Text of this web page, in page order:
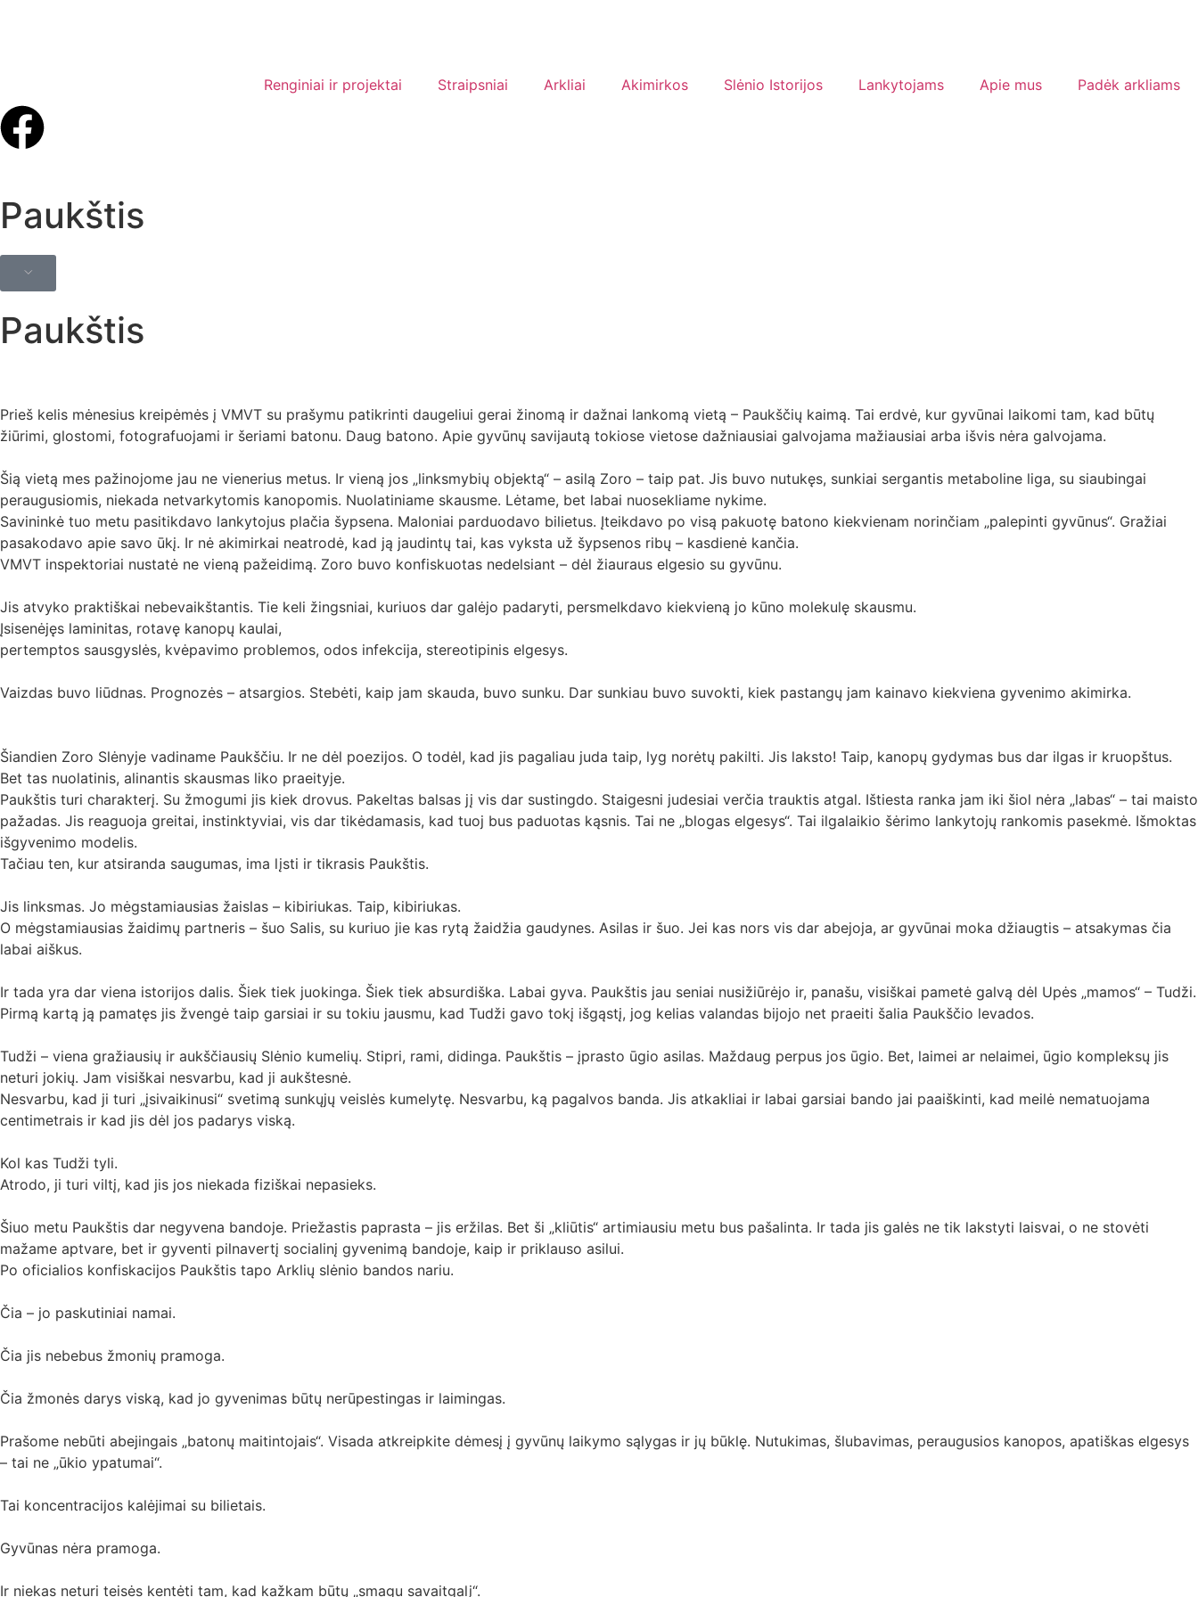
Renginiai ir projektai Straipsniai Arkliai Akimirkos Slėnio Istorijos Lankytojams Apie mus Padėk arkliams
Paukštis
Paukštis
Prieš kelis mėnesius kreipėmės į VMVT su prašymu patikrinti daugeliui gerai žinomą ir dažnai lankomą vietą – Paukščių kaimą. Tai erdvė, kur gyvūnai laikomi tam, kad būtų
žiūrimi, glostomi, fotografuojami ir šeriami batonu. Daug batono. Apie gyvūnų savijautą tokiose vietose dažniausiai galvojama mažiausiai arba išvis nėra galvojama.
Šią vietą mes pažinojome jau ne vienerius metus. Ir vieną jos „linksmybių objektą“ – asilą Zoro – taip pat. Jis buvo nutukęs, sunkiai sergantis metaboline liga, su siaubingai
peraugusiomis, niekada netvarkytomis kanopomis. Nuolatiniame skausme. Lėtame, bet labai nuosekliame nykime.
Savininkė tuo metu pasitikdavo lankytojus plačia šypsena. Maloniai parduodavo bilietus. Įteikdavo po visą pakuotę batono kiekvienam norinčiam „palepinti gyvūnus“. Gražiai
pasakodavo apie savo ūkį. Ir nė akimirkai neatrodė, kad ją jaudintų tai, kas vyksta už šypsenos ribų – kasdienė kančia.
VMVT inspektoriai nustatė ne vieną pažeidimą. Zoro buvo konfiskuotas nedelsiant – dėl žiauraus elgesio su gyvūnu.
Jis atvyko praktiškai nebevaikštantis. Tie keli žingsniai, kuriuos dar galėjo padaryti, persmelkdavo kiekvieną jo kūno molekulę skausmu.
Įsisenėjęs laminitas, rotavę kanopų kaulai,
pertemptos sausgyslės, kvėpavimo problemos, odos infekcija, stereotipinis elgesys.
Vaizdas buvo liūdnas. Prognozės – atsargios. Stebėti, kaip jam skauda, buvo sunku. Dar sunkiau buvo suvokti, kiek pastangų jam kainavo kiekviena gyvenimo akimirka.
Šiandien Zoro Slėnyje vadiname Paukščiu. Ir ne dėl poezijos. O todėl, kad jis pagaliau juda taip, lyg norėtų pakilti. Jis laksto! Taip, kanopų gydymas bus dar ilgas ir kruopštus.
Bet tas nuolatinis, alinantis skausmas liko praeityje.
Paukštis turi charakterį. Su žmogumi jis kiek drovus. Pakeltas balsas jį vis dar sustingdo. Staigesni judesiai verčia trauktis atgal. Ištiesta ranka jam iki šiol nėra „labas“ – tai maisto
pažadas. Jis reaguoja greitai, instinktyviai, vis dar tikėdamasis, kad tuoj bus paduotas kąsnis. Tai ne „blogas elgesys“. Tai ilgalaikio šėrimo lankytojų rankomis pasekmė. Išmoktas
išgyvenimo modelis.
Tačiau ten, kur atsiranda saugumas, ima lįsti ir tikrasis Paukštis.
Jis linksmas. Jo mėgstamiausias žaislas – kibiriukas. Taip, kibiriukas.
O mėgstamiausias žaidimų partneris – šuo Salis, su kuriuo jie kas rytą žaidžia gaudynes. Asilas ir šuo. Jei kas nors vis dar abejoja, ar gyvūnai moka džiaugtis – atsakymas čia
labai aiškus.
Ir tada yra dar viena istorijos dalis. Šiek tiek juokinga. Šiek tiek absurdiška. Labai gyva. Paukštis jau seniai nusižiūrėjo ir, panašu, visiškai pametė galvą dėl Upės „mamos“ – Tudži.
Pirmą kartą ją pamatęs jis žvengė taip garsiai ir su tokiu jausmu, kad Tudži gavo tokį išgąstį, jog kelias valandas bijojo net praeiti šalia Paukščio levados.
Tudži – viena gražiausių ir aukščiausių Slėnio kumelių. Stipri, rami, didinga. Paukštis – įprasto ūgio asilas. Maždaug perpus jos ūgio. Bet, laimei ar nelaimei, ūgio kompleksų jis
neturi jokių. Jam visiškai nesvarbu, kad ji aukštesnė.
Nesvarbu, kad ji turi „įsivaikinusi“ svetimą sunkųjų veislės kumelytę. Nesvarbu, ką pagalvos banda. Jis atkakliai ir labai garsiai bando jai paaiškinti, kad meilė nematuojama
centimetrais ir kad jis dėl jos padarys viską.
Kol kas Tudži tyli.
Atrodo, ji turi viltį, kad jis jos niekada fiziškai nepasieks.
Šiuo metu Paukštis dar negyvena bandoje. Priežastis paprasta – jis eržilas. Bet ši „kliūtis“ artimiausiu metu bus pašalinta. Ir tada jis galės ne tik lakstyti laisvai, o ne stovėti
mažame aptvare, bet ir gyventi pilnavertį socialinį gyvenimą bandoje, kaip ir priklauso asilui.
Po oficialios konfiskacijos Paukštis tapo Arklių slėnio bandos nariu.
Čia – jo paskutiniai namai.
Čia jis nebebus žmonių pramoga.
Čia žmonės darys viską, kad jo gyvenimas būtų nerūpestingas ir laimingas.
Prašome nebūti abejingais „batonų maitintojais“. Visada atkreipkite dėmesį į gyvūnų laikymo sąlygas ir jų būklę. Nutukimas, šlubavimas, peraugusios kanopos, apatiškas elgesys
– tai ne „ūkio ypatumai“.
Tai koncentracijos kalėjimai su bilietais.
Gyvūnas nėra pramoga.
Ir niekas neturi teisės kentėti tam, kad kažkam būtų „smagu savaitgalį“.